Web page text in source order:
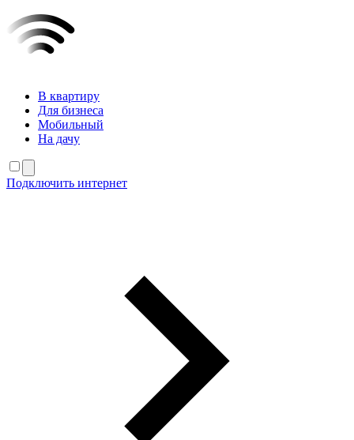
В квартиру
Для бизнеса
Мобильный
На дачу
Подключить интернет